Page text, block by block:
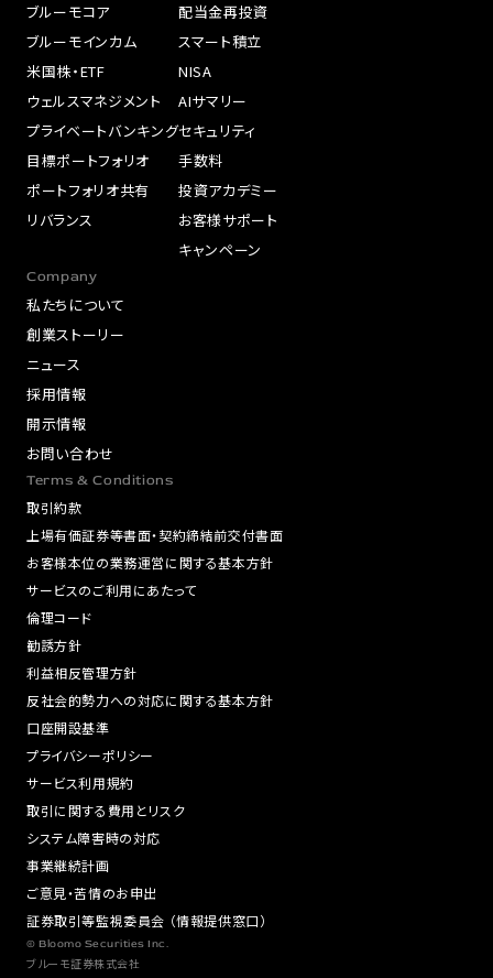
ブルーモコア
ブルーモインカム
米国株・ETF
ウェルスマネジメント
プライベートバンキング
目標ポートフォリオ
ポートフォリオ共有
リバランス
配当金再投資
スマート積立
NISA
AIサマリー
セキュリティ
手数料
投資アカデミー
お客様サポート
キャンペーン
Company
私たちについて
創業ストーリー
ニュース
採用情報
開示情報
お問い合わせ
Terms & Conditions
取引約款
上場有価証券等書面・契約締結前交付書面
お客様本位の業務運営に関する基本方針
サービスのご利用にあたって
倫理コード
勧誘方針
利益相反管理方針
反社会的勢力への対応に関する基本方針
口座開設基準
プライバシーポリシー
サービス利用規約
取引に関する費用とリスク
システム障害時の対応
事業継続計画
ご意見・苦情のお申出
証券取引等監視委員会 （情報提供窓口）
© Bloomo Securities Inc.
ブルーモ証券株式会社